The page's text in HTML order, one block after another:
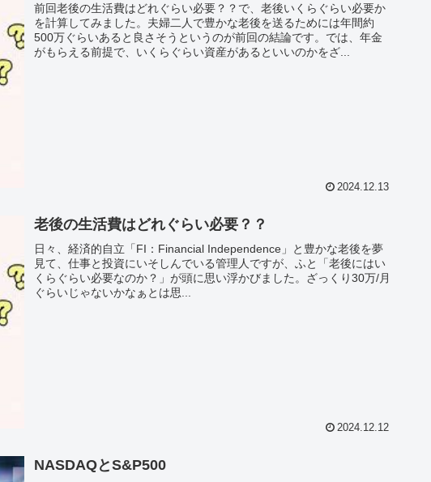
前回老後の生活費はどれぐらい必要？？で、老後いくらぐらい必要か
を計算してみました。夫婦二人で豊かな老後を送るためには年間約
500万ぐらいあると良さそうというのが前回の結論です。では、年金
がもらえる前提で、いくらぐらい資産があるといいのかをざ...
2024.12.13
老後の生活費はどれぐらい必要？？
日々、経済的自立「FI：Financial Independence」と豊かな老後を夢
見て、仕事と投資にいそしんでいる管理人ですが、ふと「老後にはい
くらぐらい必要なのか？」が頭に思い浮かびました。ざっくり30万/月
ぐらいじゃないかなぁとは思...
2024.12.12
NASDAQとS&P500